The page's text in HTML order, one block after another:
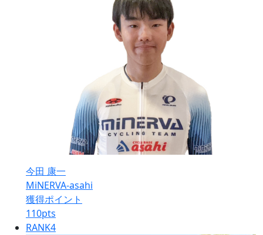
今田 康一
MiNERVA-asahi
獲得ポイント
110pts
RANK4